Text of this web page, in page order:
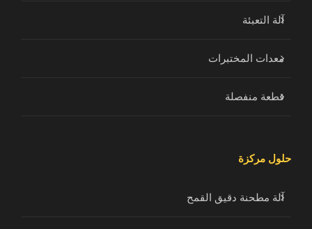
آلة التعبئة
معدات المختبرات
قطعة منفصلة
حلول مركزة
آلة مطحنة دقيق القمح